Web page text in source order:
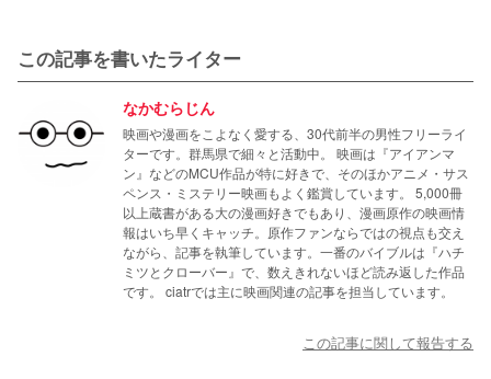
この記事を書いたライター
なかむらじん
映画や漫画をこよなく愛する、30代前半の男性フリーライ
ターです。群馬県で細々と活動中。 映画は『アイアンマ
ン』などのMCU作品が特に好きで、そのほかアニメ・サス
ペンス・ミステリー映画もよく鑑賞しています。 5,000冊
以上蔵書がある大の漫画好きでもあり、漫画原作の映画情
報はいち早くキャッチ。原作ファンならではの視点も交え
ながら、記事を執筆しています。一番のバイブルは『ハチ
ミツとクローバー』で、数えきれないほど読み返した作品
です。 ciatrでは主に映画関連の記事を担当しています。
この記事に関して報告する